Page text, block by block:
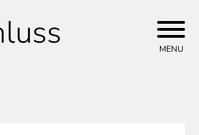
Skip
to
MENU